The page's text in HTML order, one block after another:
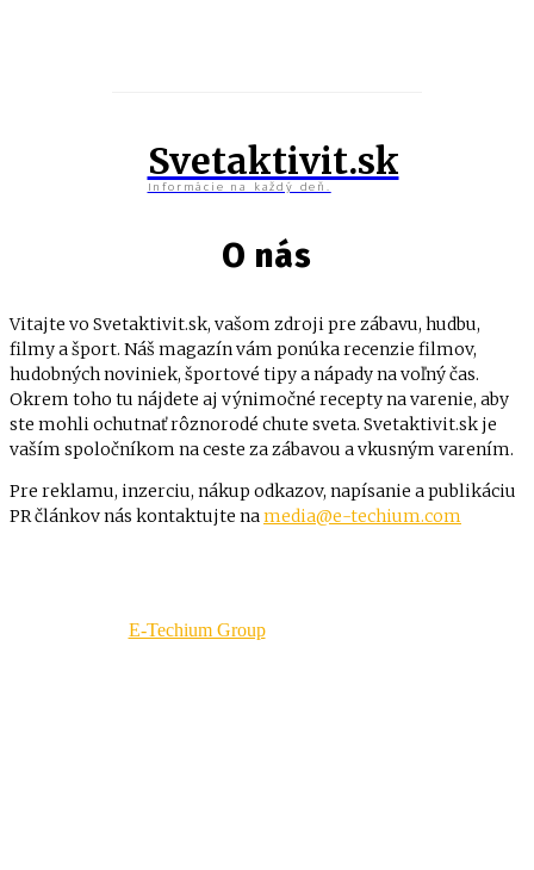
Svetaktivit.sk
Informácie na každý deň.
O nás
Vitajte vo Svetaktivit.sk, vašom zdroji pre zábavu, hudbu,
filmy a šport. Náš magazín vám ponúka recenzie filmov,
hudobných noviniek, športové tipy a nápady na voľný čas.
Okrem toho tu nájdete aj výnimočné recepty na varenie, aby
ste mohli ochutnať rôznorodé chute sveta. Svetaktivit.sk je
vaším spoločníkom na ceste za zábavou a vkusným varením.
Pre reklamu, inzerciu, nákup odkazov, napísanie a publikáciu
PR článkov nás kontaktujte namedia@e-techium.com
E-Techium Group